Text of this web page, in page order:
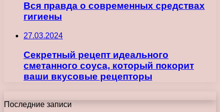
Вся правда о современных средствах
гигиены
27.03.2024
Секретный рецепт идеального
сметанного соуса, который покорит
ваши вкусовые рецепторы
Последние записи